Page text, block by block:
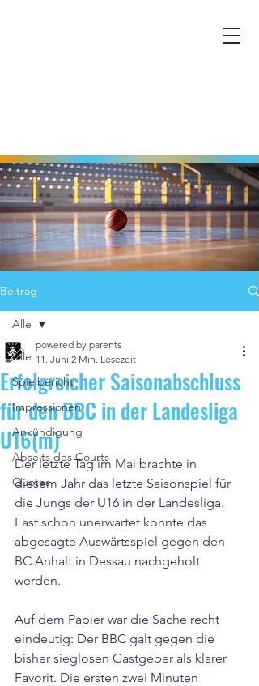
Beitrag
Alle
Spielbericht
Impressionen
Ankündigung
Abseits des Courts
Quotes
Alle
Erfolgreicher Saisonabschluss
für den BBC in der Landesliga
U16(m)
powered by parents
11. Juni 2 Min. Lesezeit
Der letzte Tag im Mai brachte in
diesem Jahr das letzte Saisonspiel für
die Jungs der U16 in der Landesliga.
Fast schon unerwartet konnte das
abgesagte Auswärtsspiel gegen den
BC Anhalt in Dessau nachgeholt
werden.
Auf dem Papier war die Sache recht
eindeutig: Der BBC galt gegen die
bisher sieglosen Gastgeber als klarer
Favorit. Die ersten zwei Minuten